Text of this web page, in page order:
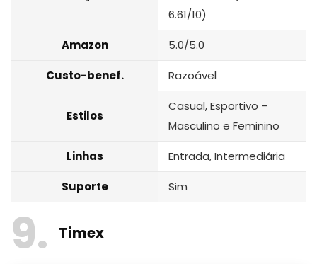
6.61/10)
Amazon 5.0/5.0
Custo-benef. Razoável
Estilos
Casual, Esportivo –
Masculino e Feminino
Linhas Entrada, Intermediária
Suporte Sim
9 Timex